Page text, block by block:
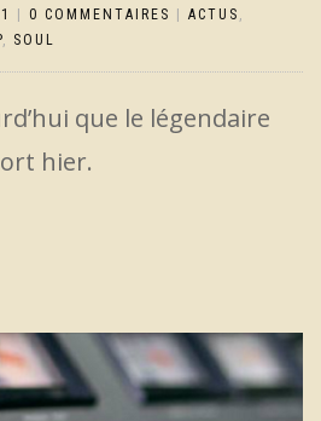
0 COMMENTAIRES ACTUS ,
, SOUL
que le légendaire
hier.